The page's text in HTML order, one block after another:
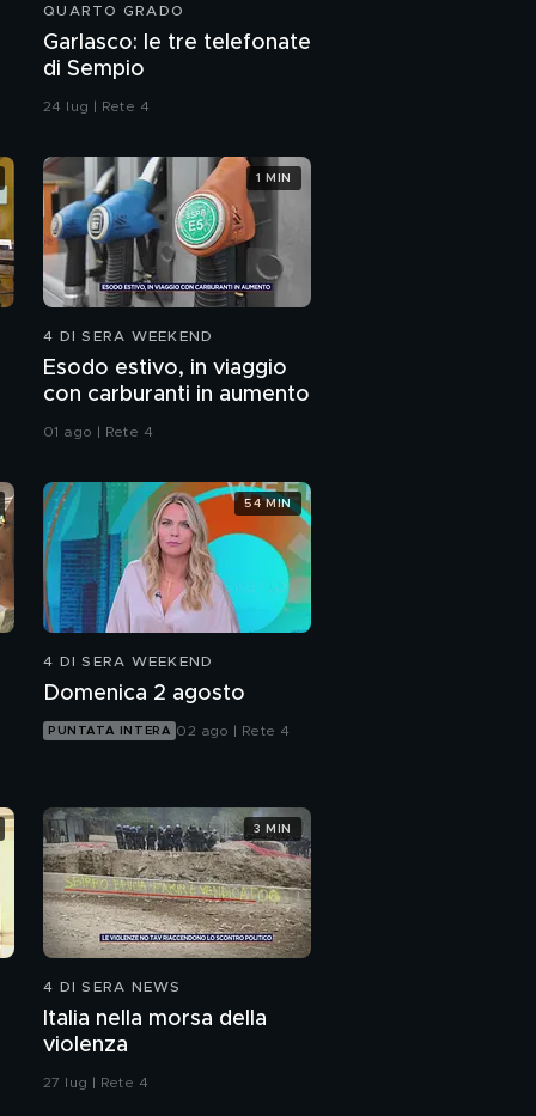
QUARTO GRADO
Garlasco: le tre telefonate
di Sempio
24 lug | Rete 4
4 DI SERA WEEKEND
Esodo estivo, in viaggio
con carburanti in aumento
01 ago | Rete 4
1 MIN
4 DI SERA WEEKEND
Domenica 2 agosto
PUNTATA INTERA 02 ago | Rete 4
54 MIN
4 DI SERA NEWS
Italia nella morsa della
violenza
27 lug | Rete 4
3 MIN